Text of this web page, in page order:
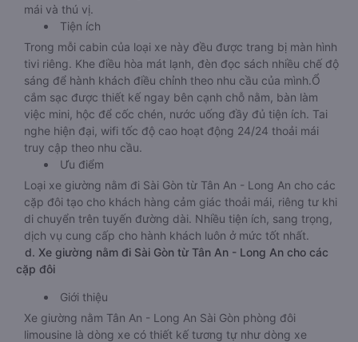
mái và thú vị.
Tiện ích
Trong mỗi cabin của loại xe này đều được trang bị màn hình
tivi riêng. Khe điều hòa mát lạnh, đèn đọc sách nhiều chế độ
sáng để hành khách điều chỉnh theo nhu cầu của mình.Ổ
cắm sạc được thiết kế ngay bên cạnh chỗ nằm, bàn làm
việc mini, hộc để cốc chén, nước uống đầy đủ tiện ích. Tai
nghe hiện đại, wifi tốc độ cao hoạt động 24/24 thoải mái
truy cập theo nhu cầu.
Ưu điểm
Loại xe giường nằm đi Sài Gòn từ Tân An - Long An cho các
cặp đôi tạo cho khách hàng cảm giác thoải mái, riêng tư khi
di chuyển trên tuyến đường dài. Nhiều tiện ích, sang trọng,
dịch vụ cung cấp cho hành khách luôn ở mức tốt nhất.
d. Xe giường nằm đi Sài Gòn từ Tân An - Long An cho các
cặp đôi
Giới thiệu
Xe giường nằm Tân An - Long An Sài Gòn phòng đôi
limousine là dòng xe có thiết kế tương tự như dòng xe